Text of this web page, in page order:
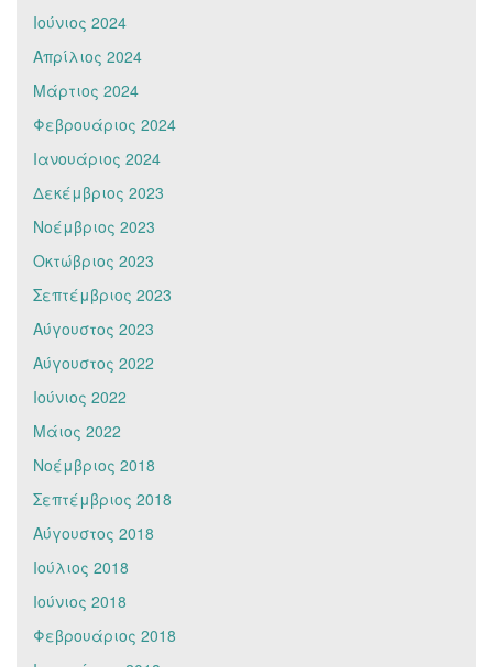
Ιούνιος 2024
Απρίλιος 2024
Μάρτιος 2024
Φεβρουάριος 2024
Ιανουάριος 2024
Δεκέμβριος 2023
Νοέμβριος 2023
Οκτώβριος 2023
Σεπτέμβριος 2023
Αύγουστος 2023
Αύγουστος 2022
Ιούνιος 2022
Μάιος 2022
Νοέμβριος 2018
Σεπτέμβριος 2018
Αύγουστος 2018
Ιούλιος 2018
Ιούνιος 2018
Φεβρουάριος 2018